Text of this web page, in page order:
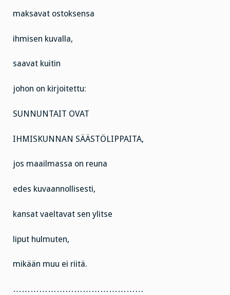
maksavat ostoksensa
ihmisen kuvalla,
saavat kuitin
johon on kirjoitettu:
SUNNUNTAIT OVAT
IHMISKUNNAN SÄÄSTÖLIPPAITA,
jos maailmassa on reuna
edes kuvaannollisesti,
kansat vaeltavat sen ylitse
liput hulmuten,
mikään muu ei riitä.
………………………………………